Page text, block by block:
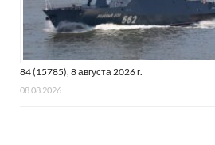
84 (15785), 8 августа 2026 г.
08.08.2026